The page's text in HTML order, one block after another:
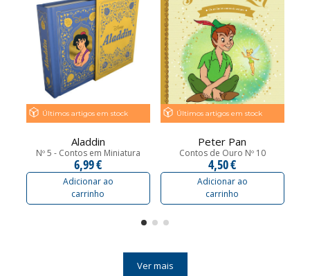
Últimos artigos em stock
Aladdin
Nº 5 - Contos em Miniatura
6,99 €
Adicionar ao
carrinho
Últimos artigos em stock
Peter Pan
Contos de Ouro Nº 10
4,50 €
Adicionar ao
carrinho
Ver mais